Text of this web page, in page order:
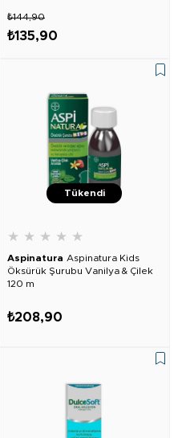
₺135,90
₺144,90
Tükendi
★ ★ ★ ★ ★
Aspinatura Aspinatura Kids
Öksürük Şurubu Vanilya & Çilek
120 m
₺208,90